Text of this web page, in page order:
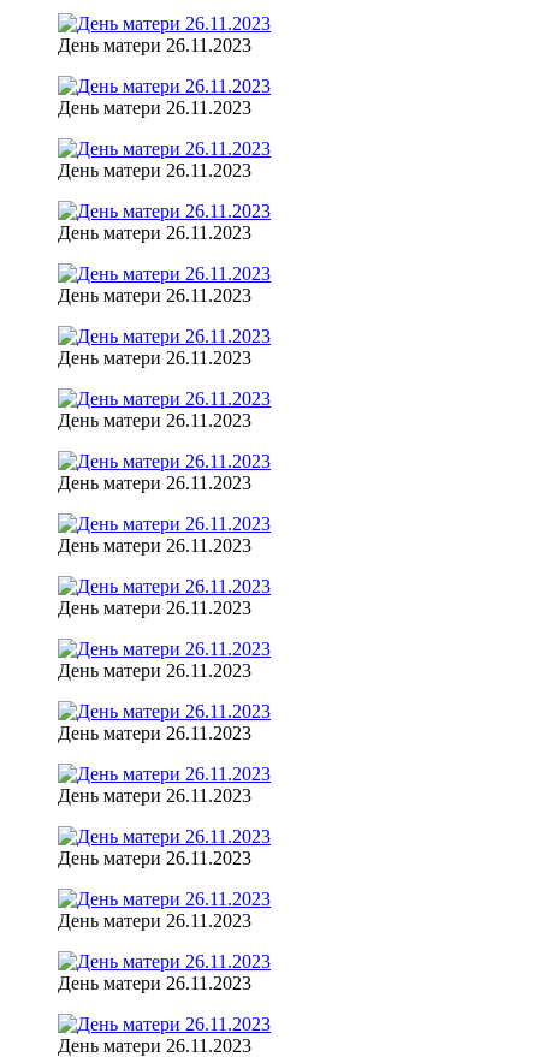
День матери 26.11.2023
День матери 26.11.2023
День матери 26.11.2023
День матери 26.11.2023
День матери 26.11.2023
День матери 26.11.2023
День матери 26.11.2023
День матери 26.11.2023
День матери 26.11.2023
День матери 26.11.2023
День матери 26.11.2023
День матери 26.11.2023
День матери 26.11.2023
День матери 26.11.2023
День матери 26.11.2023
День матери 26.11.2023
День матери 26.11.2023